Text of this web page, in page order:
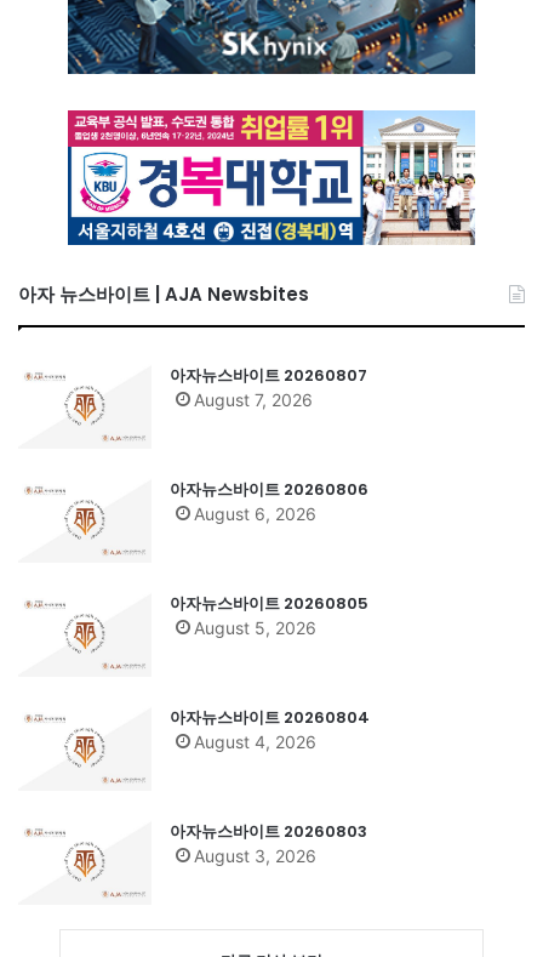
아자 뉴스바이트 | AJA Newsbites
아자뉴스바이트 20260807
August 7, 2026
아자뉴스바이트 20260806
August 6, 2026
아자뉴스바이트 20260805
August 5, 2026
아자뉴스바이트 20260804
August 4, 2026
아자뉴스바이트 20260803
August 3, 2026